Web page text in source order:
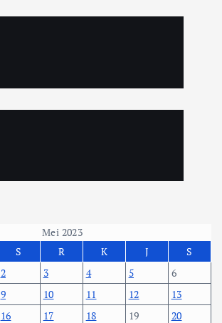
Mei 2023
S R K J
S
2 3 4 5
6
9 10 11 12
13
16 17 18 19
20